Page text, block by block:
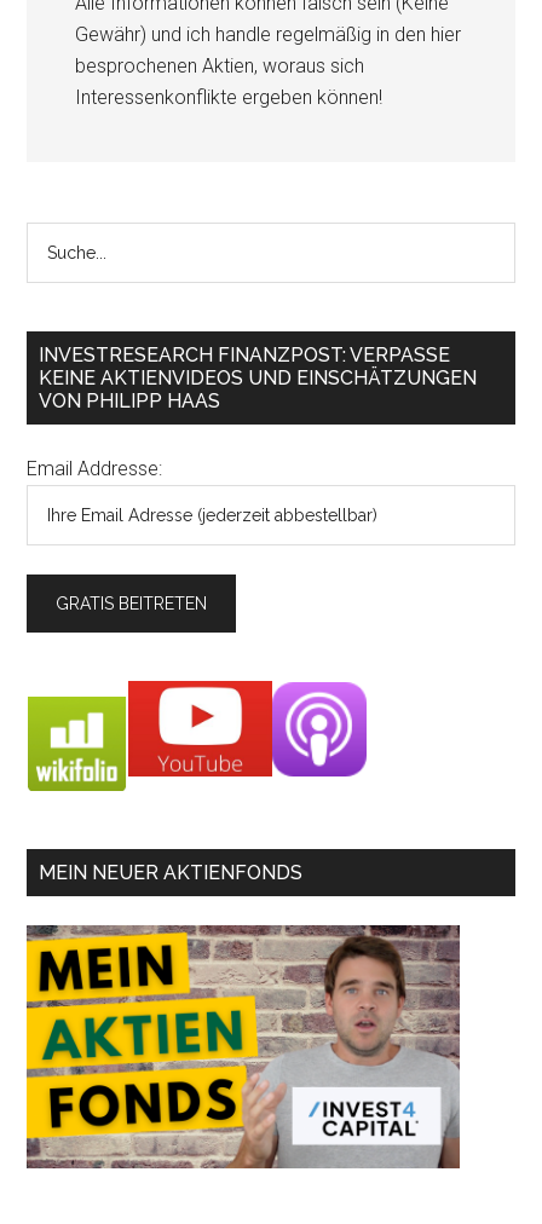
Gewähr) und ich handle regelmäßig in den hier
besprochenen Aktien, woraus sich
Interessenkonflikte ergeben können!
INVESTRESEARCH FINANZPOST: VERPASSE
KEINE AKTIENVIDEOS UND EINSCHÄTZUNGEN
VON PHILIPP HAAS
Email Addresse:
MEIN NEUER AKTIENFONDS